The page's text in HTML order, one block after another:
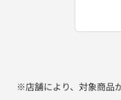
※店舗により、対象商品